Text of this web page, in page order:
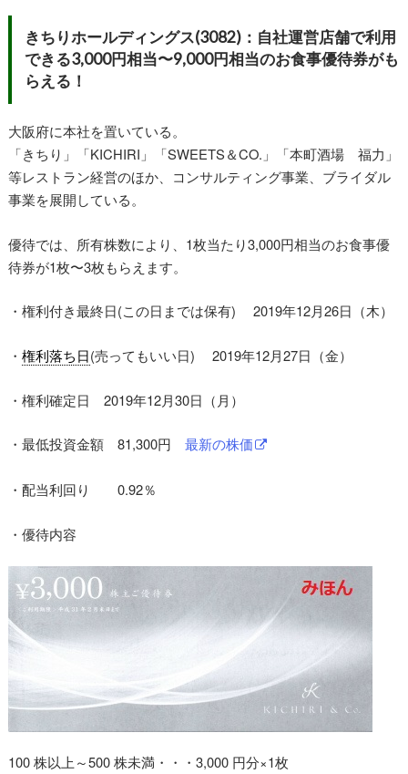
きちりホールディングス(3082)：自社運営店舗で利用
できる3,000円相当〜9,000円相当のお食事優待券がも
らえる！
大阪府に本社を置いている。
「きちり」「KICHIRI」「SWEETS＆CO.」「本町酒場 福力」
等レストラン経営のほか、コンサルティング事業、ブライダル
事業を展開している。
優待では、所有株数により、1枚当たり3,000円相当のお食事優
待券が1枚〜3枚もらえます。
・権利付き最終日(この日までは保有) 2019年12月26日（木）
・ 権利落ち日(売ってもいい日) 2019年12月27日（金）
・権利確定日 2019年12月30日（月）
・最低投資金額 81,300円 最新の株価
・配当利回り 0.92％
・優待内容
100 株以上～500 株未満・・・3,000 円分×1枚